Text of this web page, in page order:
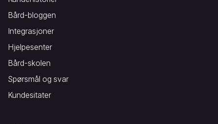
Bård-bloggen
Integrasjoner
Hjelpesenter
Bård-skolen
Spørsmål og svar
Kundesitater